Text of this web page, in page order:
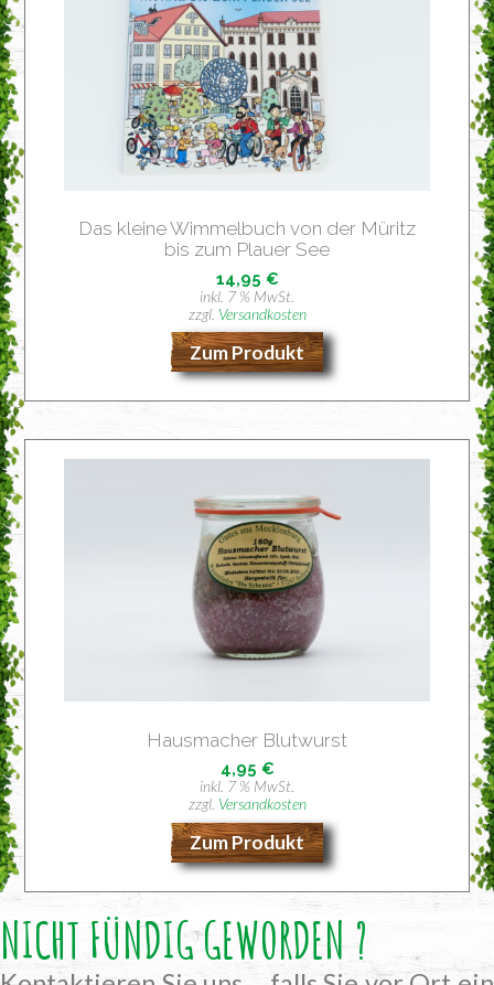
Das klei­ne Wim­mel­buch von der Müritz
bis zum Plau­er See
14,95 €
inkl. 7 % MwSt.
zzgl. Versandkosten
Zum Produkt
Haus­ma­cher Blutwurst
4,95 €
inkl. 7 % MwSt.
zzgl. Versandkosten
Zum Produkt
NICHT FÜNDIG GEWORDEN ?